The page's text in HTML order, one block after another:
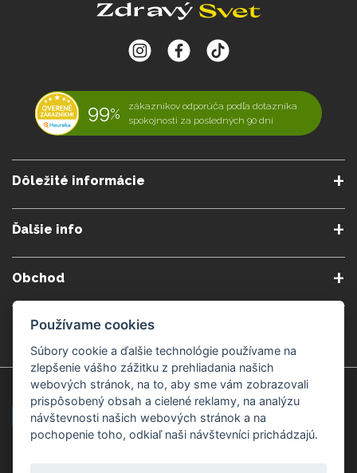
99%
zákazníkov odporúča podľa dotazníka
spokojnosti za posledných 90 dní
Dôležité informácie
Ochrana osobných údajov
Cookies nastavenia
Ďalšie info
Gemmoterapia
Obchod
Kamenné predajne
Považská Bystrica v Kauflande Považská Bystrica Mpark
Žilina Čadca
Záruka kvality
Používame cookies
Súbory cookie a ďalšie technológie používame na
zlepšenie vášho zážitku z prehliadania našich
webových stránok, na to, aby sme vám zobrazovali
prispôsobený obsah a cielené reklamy, na analýzu
návštevnosti našich webových stránok a na
pochopenie toho, odkiaľ naši návštevníci prichádzajú.